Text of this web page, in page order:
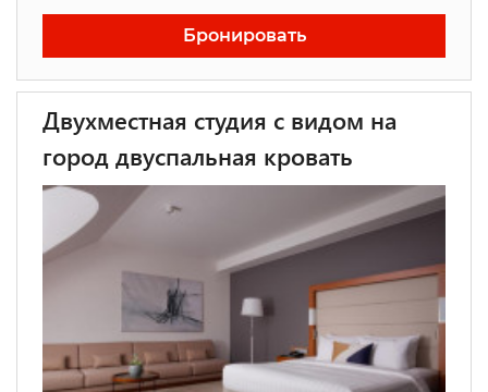
Бронировать
Двухместная студия с видом на
город двуспальная кровать